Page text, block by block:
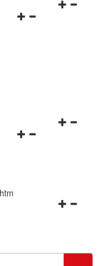
Navigationsmenü
Navigationsmenü